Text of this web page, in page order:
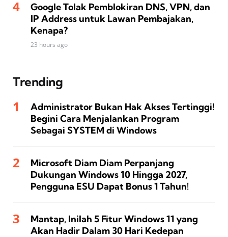
Google Tolak Pemblokiran DNS, VPN, dan
IP Address untuk Lawan Pembajakan,
Kenapa?
23 hours ago
Trending
Administrator Bukan Hak Akses Tertinggi!
Begini Cara Menjalankan Program
Sebagai SYSTEM di Windows
Microsoft Diam Diam Perpanjang
Dukungan Windows 10 Hingga 2027,
Pengguna ESU Dapat Bonus 1 Tahun!
Mantap, Inilah 5 Fitur Windows 11 yang
Akan Hadir Dalam 30 Hari Kedepan